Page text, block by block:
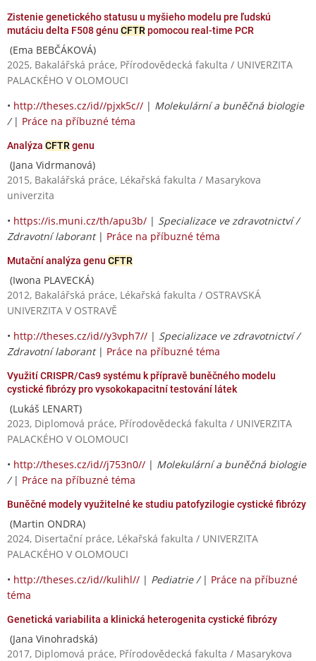
Zistenie genetického statusu u myšieho modelu pre ľudskú
mutáciu delta F508 génu CFTR pomocou real-time PCR
(Ema BEBČÁKOVÁ)
2025, Bakalářská práce, Přírodovědecká fakulta / UNIVERZITA
PALACKÉHO V OLOMOUCI
• http://theses.cz/id//pjxk5c// | Molekulární a buněčná biologie
/ | Práce na příbuzné téma
Analýza CFTR genu
(Jana Vidrmanová)
2015, Bakalářská práce, Lékařská fakulta / Masarykova
univerzita
• https://is.muni.cz/th/apu3b/ | Specializace ve zdravotnictví /
Zdravotní laborant| Práce na příbuzné téma
Mutační analýza genu CFTR
(Iwona PLAVECKÁ)
2012, Bakalářská práce, Lékařská fakulta / OSTRAVSKÁ
UNIVERZITA V OSTRAVĚ
• http://theses.cz/id//y3vph7// | Specializace ve zdravotnictví /
Zdravotní laborant| Práce na příbuzné téma
Využití CRISPR/Cas9 systému k přípravě buněčného modelu
cystické fibrózy pro vysokokapacitní testování látek
(Lukáš LENART)
2023, Diplomová práce, Přírodovědecká fakulta / UNIVERZITA
PALACKÉHO V OLOMOUCI
• http://theses.cz/id//j753n0// | Molekulární a buněčná biologie
/ | Práce na příbuzné téma
Buněčné modely využitelné ke studiu patofyzilogie cystické fibrózy
(Martin ONDRA)
2024, Disertační práce, Lékařská fakulta / UNIVERZITA
PALACKÉHO V OLOMOUCI
• http://theses.cz/id//kulihl// | Pediatrie / | Práce na příbuzné
téma
Genetická variabilita a klinická heterogenita cystické fibrózy
(Jana Vinohradská)
2017, Diplomová práce, Přírodovědecká fakulta / Masarykova